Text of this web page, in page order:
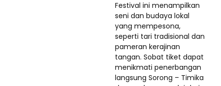
Festival ini menampilkan
seni dan budaya lokal
yang mempesona,
seperti tari tradisional dan
pameran kerajinan
tangan. Sobat tiket dapat
menikmati penerbangan
langsung Sorong – Timika